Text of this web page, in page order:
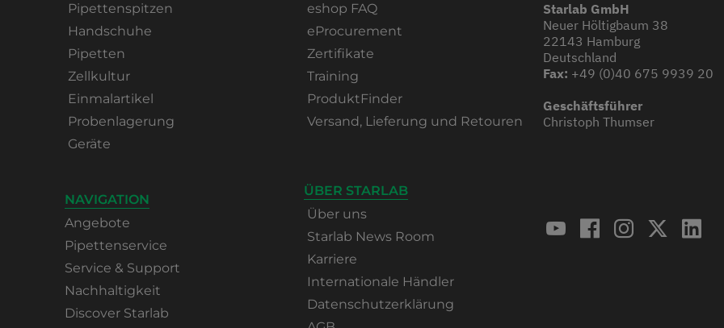
Pipettenspitzen
Handschuhe
Pipetten
Zellkultur
Einmalartikel
Probenlagerung
Geräte
NAVIGATION
Angebote
Pipettenservice
Service & Support
Nachhaltigkeit
Discover Starlab
eshop FAQ
eProcurement
Zertifikate
Training
ProduktFinder
Versand, Lieferung und Retouren
ÜBER STARLAB
Über uns
Starlab News Room
Karriere
Internationale Händler
Datenschutzerklärung
Starlab GmbH
Neuer Höltigbaum 38
22143 Hamburg
Deutschland
Fax: +49 (0)40 675 9939 20
Geschäftsführer
Christoph Thumser